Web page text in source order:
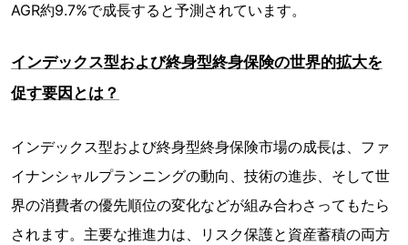
AGR約9.7%で成長すると予測されています。
インデックス型および終身型終身保険の世界的拡大を
促す要因とは？
インデックス型および終身型終身保険市場の成長は、ファ
イナンシャルプランニングの動向、技術の進歩、そして世
界の消費者の優先順位の変化などが組み合わさってもたら
されます。主要な推進力は、リスク保護と資産蓄積の両方